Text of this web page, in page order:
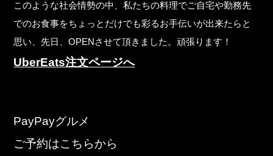
このような社会情勢の中、私たちの料理でご自宅や勤務先
でのお食事をちょっとだけでも彩るお手伝いが出来たらと
思い、先日、OPENさせて頂きました。頑張ります！
UberEats注文ページへ
PayPayグルメ
ご予約はこちらから